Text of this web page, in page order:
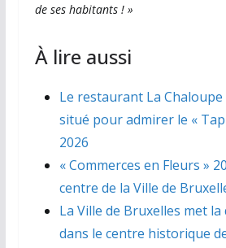
de ses habitants ! »
À lire aussi
Le restaurant La Chaloupe
situé pour admirer le «
2026
« Commerces en Fleurs »
centre de la Ville de
La Ville de Bruxelles met
dans le centre historique